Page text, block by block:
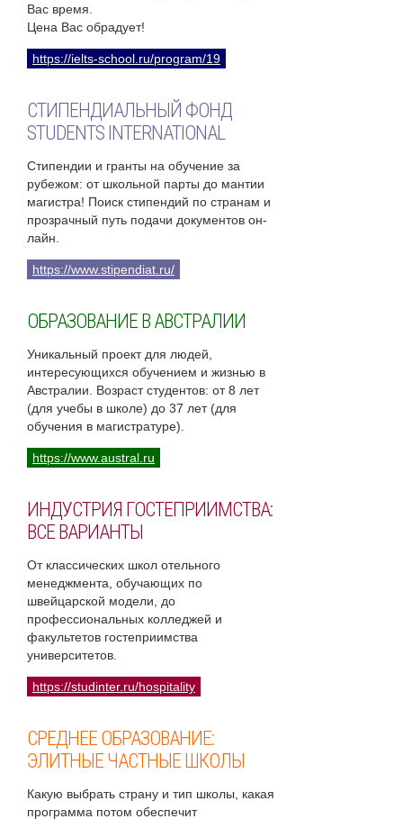
Вас время.
Цена Вас обрадует!
https://ielts-school.ru/program/19
СТИПЕНДИАЛЬНЫЙ ФОНД
STUDENTS INTERNATIONAL
Стипендии и гранты на обучение за
рубежом: от школьной парты до мантии
магистра! Поиск стипендий по странам и
прозрачный путь подачи документов он-
лайн.
https://www.stipendiat.ru/
ОБРАЗОВАНИЕ В АВСТРАЛИИ
Уникальный проект для людей,
интересующихся обучением и жизнью в
Австралии. Возраст студентов: от 8 лет
(для учебы в школе) до 37 лет (для
обучения в магистратуре).
https://www.austral.ru
ИНДУСТРИЯ ГОСТЕПРИИМСТВА:
ВСЕ ВАРИАНТЫ
От классических школ отельного
менеджмента, обучающих по
швейцарской модели, до
профессиональных колледжей и
факультетов гостеприимства
университетов.
https://studinter.ru/hospitality
СРЕДНЕЕ ОБРАЗОВАНИЕ:
ЭЛИТНЫЕ ЧАСТНЫЕ ШКОЛЫ
Какую выбрать страну и тип школы, какая
программа потом обеспечит